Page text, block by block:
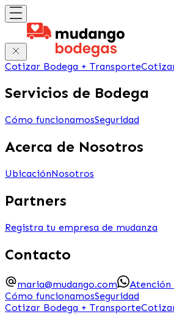
Cotizar Bodega + Transporte
Servicios de Bodega
Cómo funcionamosSeguridad
Acerca de Nosotros
UbicaciónNosotros
Partners
Registra tu empresa de mudanza
Contacto
maria@mudango.com Atención
Cómo funcionamosSeguridad
Cotizar Bodega + Transporte